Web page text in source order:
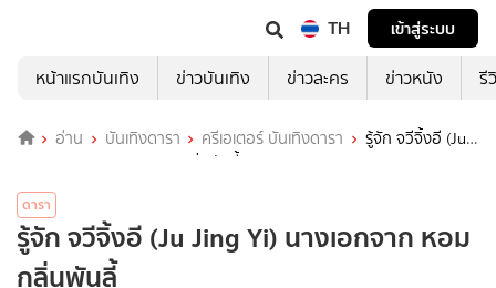
TH
เข้าสู่ระบบ
หน้าแรกบันเทิง
ข่าวบันเทิง ข่าวละคร ข่าวหนัง รี
อ่าน บันเทิงดารา ครีเอเตอร์ บันเทิงดารา
รู้จัก จวีจิ้งอี (Ju
Jing Yi) นางเอกจาก หอมกลิ่นพันลี้
ดารา
รู้จัก จวีจิ้งอี (Ju Jing Yi) นางเอกจาก หอม
กลิ่นพันลี้